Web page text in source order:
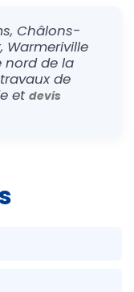
Châlons-
Warmeriville
nord de la
de
et devis